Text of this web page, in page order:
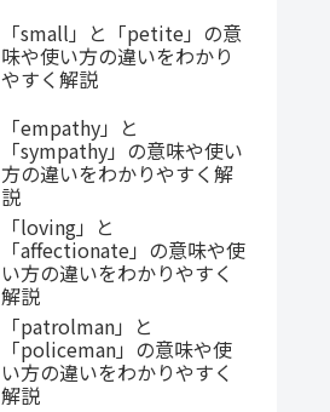
「small」と「petite」の意
味や使い方の違いをわかり
やすく解説
「empathy」と
「sympathy」の意味や使い
方の違いをわかりやすく解
説
「loving」と
「affectionate」の意味や使
い方の違いをわかりやすく
解説
「patrolman」と
「policeman」の意味や使
い方の違いをわかりやすく
解説